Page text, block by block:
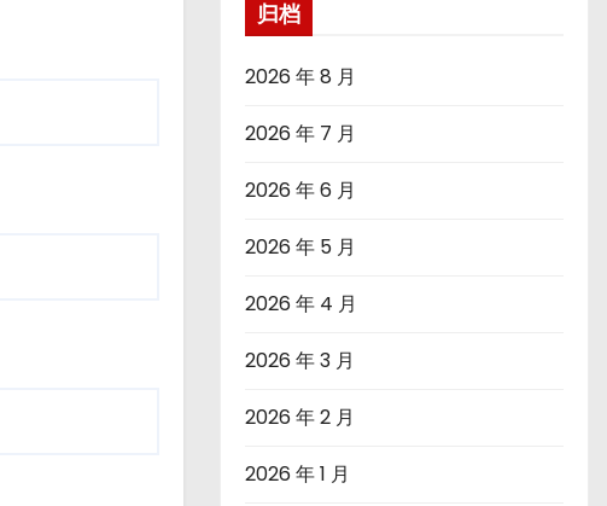
归档
2026 年 8 月
2026 年 7 月
2026 年 6 月
2026 年 5 月
2026 年 4 月
2026 年 3 月
2026 年 2 月
2026 年 1 月